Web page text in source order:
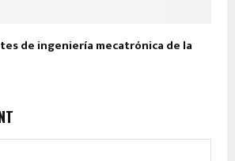
de ingeniería mecatrónica de la